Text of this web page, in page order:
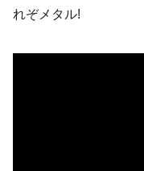
れぞメタル!